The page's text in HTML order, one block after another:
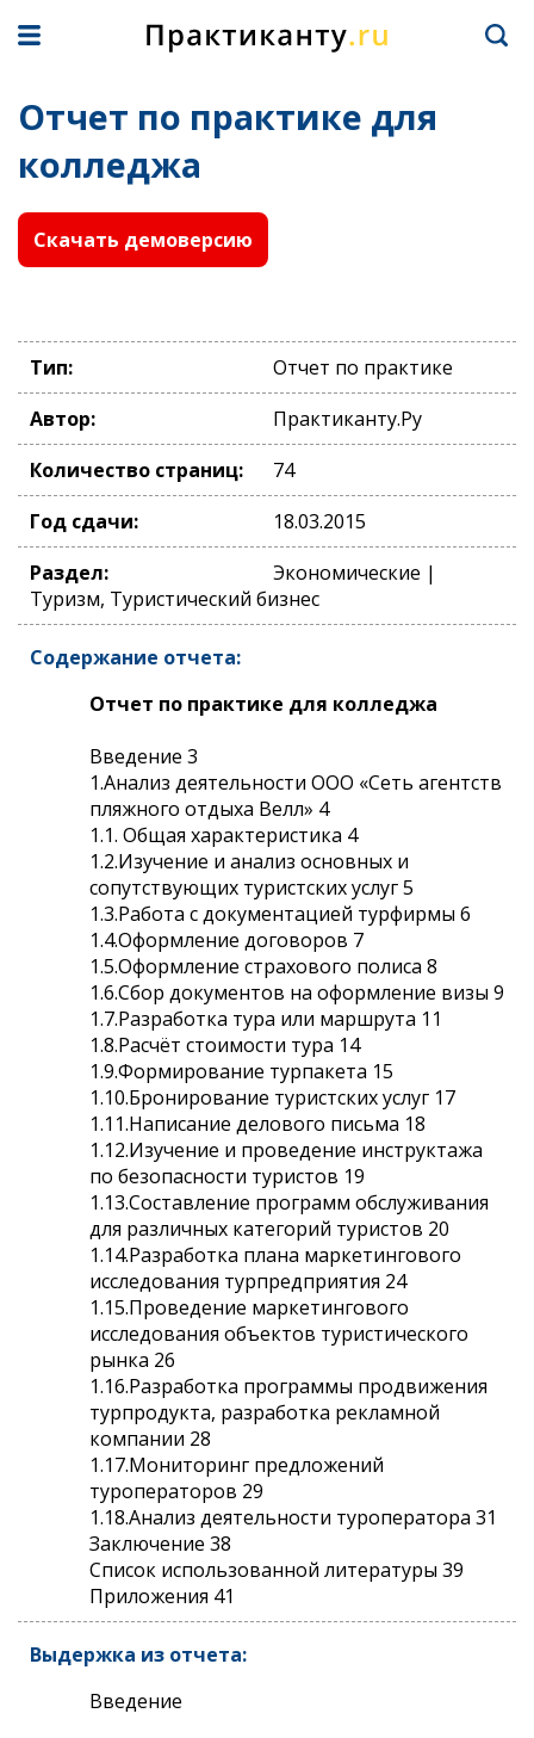
Отчет по практике для
колледжа
Скачать демоверсию
Тип:
Отчет по практике
Автор:
Практиканту.Ру
Количество страниц:
74
Год сдачи:
18.03.2015
Раздел:
Экономические |
Туризм, Туристический бизнес
Содержание отчета:
Отчет по практике для колледжа
Введение 3
1.Анализ деятельности ООО «Сеть агентств
пляжного отдыха Велл» 4
1.1. Общая характеристика 4
1.2.Изучение и анализ основных и
сопутствующих туристских услуг 5
1.3.Работа с документацией турфирмы 6
1.4.Оформление договоров 7
1.5.Оформление страхового полиса 8
1.6.Сбор документов на оформление визы 9
1.7.Разработка тура или маршрута 11
1.8.Расчёт стоимости тура 14
1.9.Формирование турпакета 15
1.10.Бронирование туристских услуг 17
1.11.Написание делового письма 18
1.12.Изучение и проведение инструктажа
по безопасности туристов 19
1.13.Составление программ обслуживания
для различных категорий туристов 20
1.14.Разработка плана маркетингового
исследования турпредприятия 24
1.15.Проведение маркетингового
исследования объектов туристического
рынка 26
1.16.Разработка программы продвижения
турпродукта, разработка рекламной
компании 28
1.17.Мониторинг предложений
туроператоров 29
1.18.Анализ деятельности туроператора 31
Заключение 38
Список использованной литературы 39
Приложения 41
Выдержка из отчета:
Введение